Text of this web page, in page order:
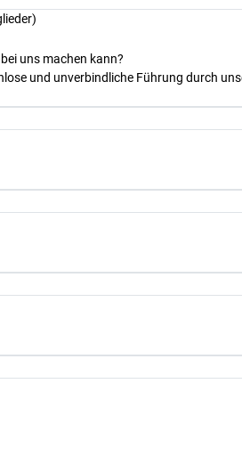
uns machen kann?
und unverbindliche Führung durch